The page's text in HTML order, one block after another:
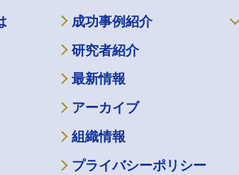
成功事例紹介
研究者紹介
最新情報
アーカイブ
組織情報
プライバシーポリシー